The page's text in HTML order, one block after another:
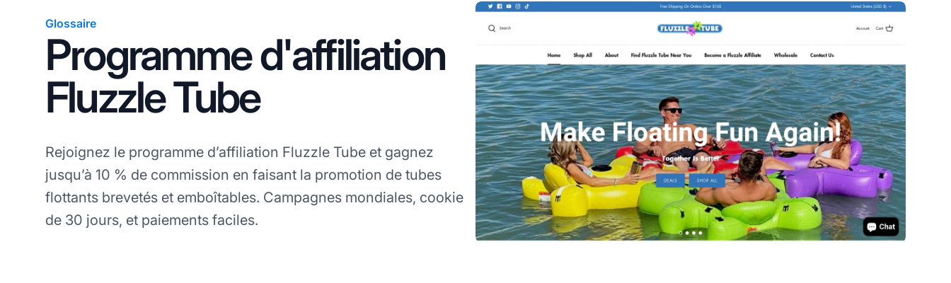
Glossaire
Programme d'affiliation
Fluzzle Tube
Rejoignez le programme d’affiliation Fluzzle Tube et gagnez
jusqu’à 10 % de commission en faisant la promotion de tubes
flottants brevetés et emboîtables. Campagnes mondiales, cookie
de 30 jours, et paiements faciles.